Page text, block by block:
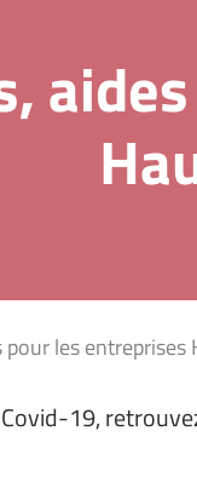
les
19,